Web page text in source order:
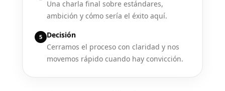
Una charla final sobre estándares,
ambición y cómo sería el éxito aquí.
5
Decisión
Cerramos el proceso con claridad y nos
movemos rápido cuando hay convicción.